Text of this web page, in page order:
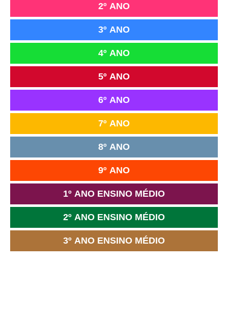
2º ANO
3º ANO
4º ANO
5º ANO
6º ANO
7º ANO
8º ANO
9º ANO
1º ANO ENSINO MÉDIO
2º ANO ENSINO MÉDIO
3º ANO ENSINO MÉDIO